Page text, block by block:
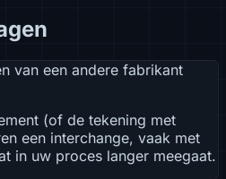
van een andere fabrikant
(of de tekening met
een interchange, vaak met
in uw proces langer meegaat.